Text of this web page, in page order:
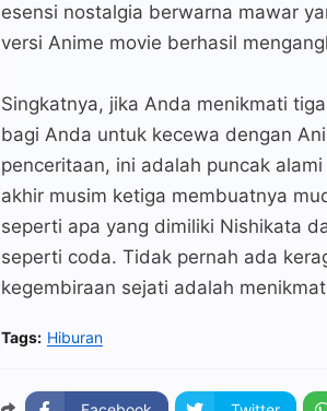
esensi nostalgia berwarna mawar
versi Anime movie berhasil
Singkatnya, jika Anda menikmati
bagi Anda untuk kecewa dengan
penceritaan, ini adalah puncak
akhir musim ketiga membuatnya
seperti apa yang dimiliki Nishikata
seperti coda. Tidak pernah ada
kegembiraan sejati adalah
Tags: Hiburan